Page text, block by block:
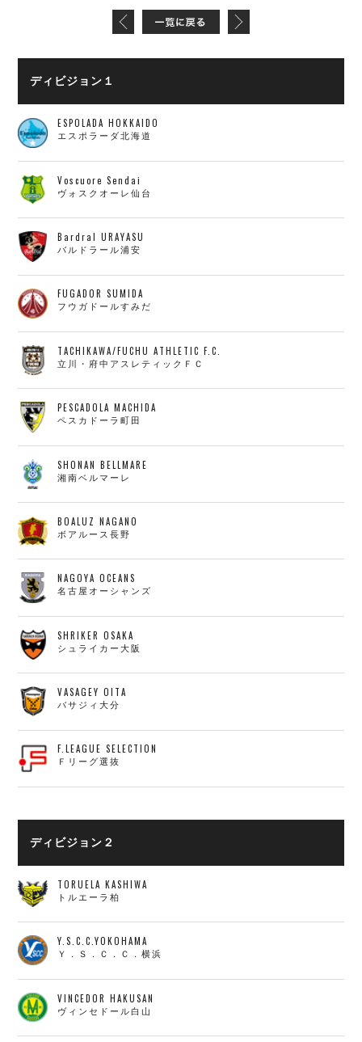
ディビジョン１
ESPOLADA HOKKAIDO
エスポラーダ北海道
Voscuore Sendai
ヴォスクオーレ仙台
Bardral URAYASU
バルドラール浦安
FUGADOR SUMIDA
フウガドールすみだ
TACHIKAWA/FUCHU ATHLETIC F.C.
立川・府中アスレティックＦＣ
PESCADOLA MACHIDA
ペスカドーラ町田
SHONAN BELLMARE
湘南ベルマーレ
BOALUZ NAGANO
ボアルース長野
NAGOYA OCEANS
名古屋オーシャンズ
SHRIKER OSAKA
シュライカー大阪
VASAGEY OITA
バサジィ大分
F.LEAGUE SELECTION
Ｆリーグ選抜
ディビジョン２
TORUELA KASHIWA
トルエーラ柏
Y.S.C.C.YOKOHAMA
Ｙ．Ｓ．Ｃ．Ｃ．横浜
VINCEDOR HAKUSAN
ヴィンセドール白山